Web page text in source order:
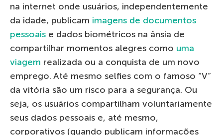
na internet onde usuários, independentemente
da idade, publicam imagens de documentos
pessoais e dados biométricos na ânsia de
compartilhar momentos alegres como uma
viagem realizada ou a conquista de um novo
emprego. Até mesmo selfies com o famoso “V”
da vitória são um risco para a segurança. Ou
seja, os usuários compartilham voluntariamente
seus dados pessoais e, até mesmo,
corporativos (quando publicam informações